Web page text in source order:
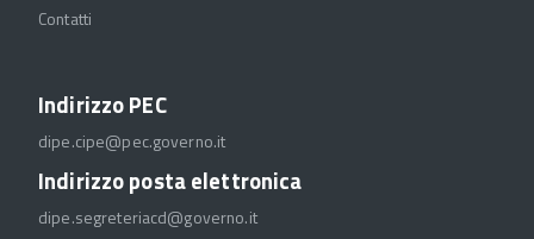
Contatti
Indirizzo PEC
dipe.cipe@pec.governo.it
Indirizzo posta elettronica
dipe.segreteriacd@governo.it